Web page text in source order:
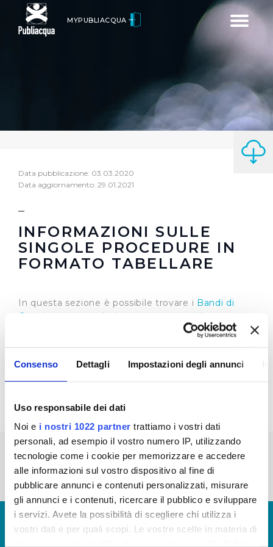
Consenso Dettagli Impostazioni degli annunci
Uso responsabile dei dati
Noi e i nostri 1022 partner trattiamo i vostri dati
personali, ad esempio il vostro numero IP, utilizzando
tecnologie come i cookie per memorizzare e accedere
alle informazioni sul vostro dispositivo al fine di
pubblicare annunci e contenuti personalizzati, misurare
gli annunci e i contenuti, ricercare il pubblico e sviluppare
i servizi. Avete la possibilità di scegliere chi utilizza i
vostri dati e per quali scopi. Le vostre scelte in materia di
Toggle
MYPUBLIACQUA
Data pubblicazione: 03.03.2020
Data aggiornamento: 29.01.2021
INFORMAZIONI SULLE
SINGOLE PROCEDURE IN
FORMATO TABELLARE
In questa sezione è possibile trovare i Bandi di
Gara in corso, scaduti e
Sistema Qualifica
Riepilogo Bandi di gara 2020 - Aggiornamento
anni: 2013-2014-2015-2016-2017-2018-2019
« prima ‹ precedente 1 2 3 4
6
7 8
© Copyright 2017 - 2026
GLOSSARIO